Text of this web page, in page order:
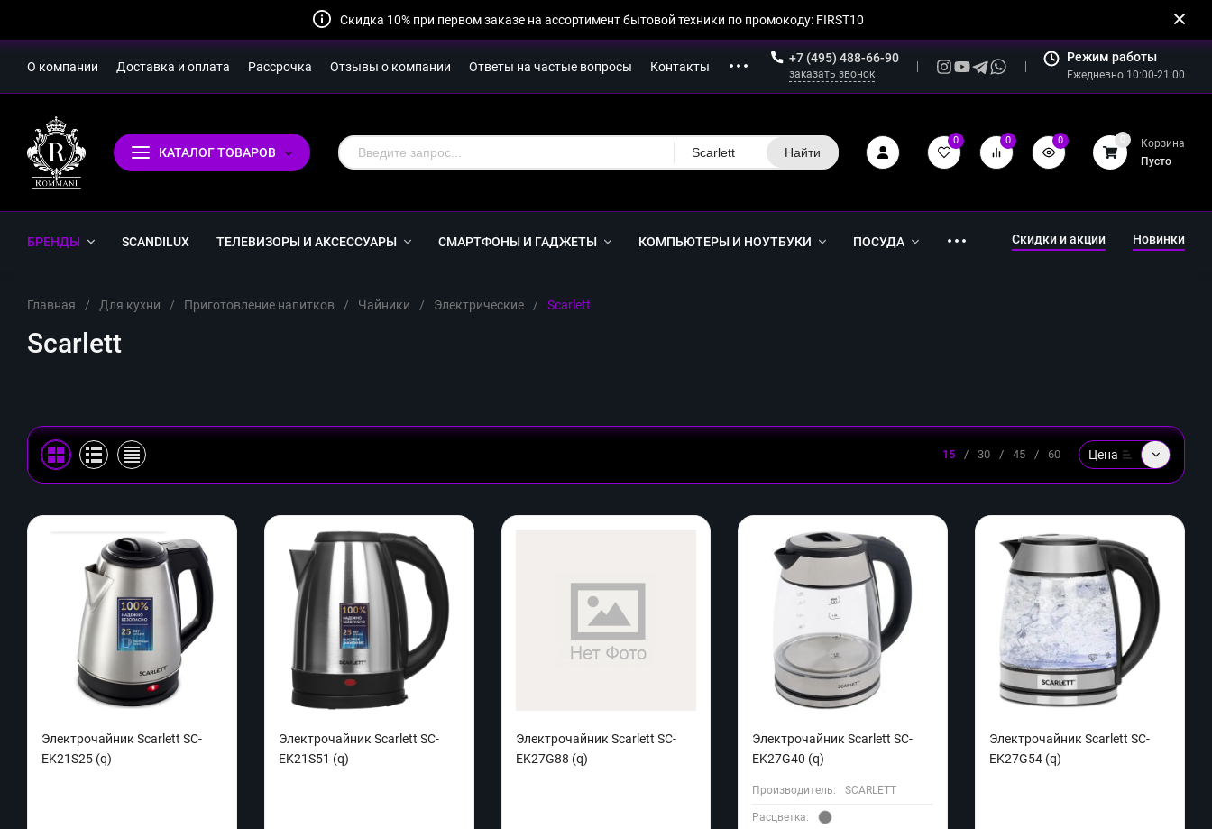
Скидка 10% при первом заказе на ассортимент бытовой техники по промокоду: FIRST10
О компании Доставка и оплата Рассрочка Отзывы о компании Ответы на частые вопросы Контакты
+7 (495) 488-66-90
заказать звонок
Режим работы
Ежедневно 10:00-21:00
КАТАЛОГ ТОВАРОВ Scarlett Найти
0 0 0 0
Корзина
Пусто
БРЕНДЫ SCANDILUX ТЕЛЕВИЗОРЫ И АКСЕССУАРЫ СМАРТФОНЫ И ГАДЖЕТЫ КОМПЬЮТЕРЫ И НОУТБУКИ ПОСУДА Скидки и акции Новинки
Главная / Для кухни / Приготовление напитков / Чайники / Электрические / Scarlett
Scarlett
15 / 30 / 45 / 60 Цена
Электрочайник Scarlett SC-
EK21S25 (q)
Электрочайник Scarlett SC-
EK21S51 (q)
Электрочайник Scarlett SC-
EK27G88 (q)
Электрочайник Scarlett SC-
EK27G40 (q)
Производитель: SCARLETT
Расцветка:
Электрочайник Scarlett SC-
EK27G54 (q)